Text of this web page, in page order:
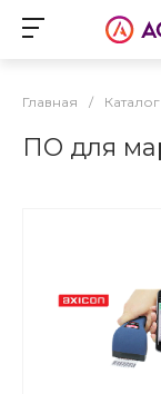
Главная /
ПО для